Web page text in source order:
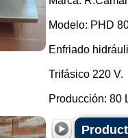
Modelo: PHD
Enfriado
Trifásico 220 V.
Producción: 80